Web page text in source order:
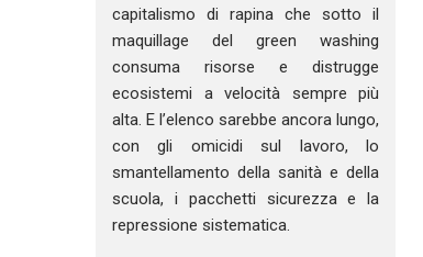
capitalismo di rapina che sotto il
maquillage del green washing
consuma risorse e distrugge
ecosistemi a velocità sempre più
alta. E l’elenco sarebbe ancora lungo,
con gli omicidi sul lavoro, lo
smantellamento della sanità e della
scuola, i pacchetti sicurezza e la
repressione sistematica.